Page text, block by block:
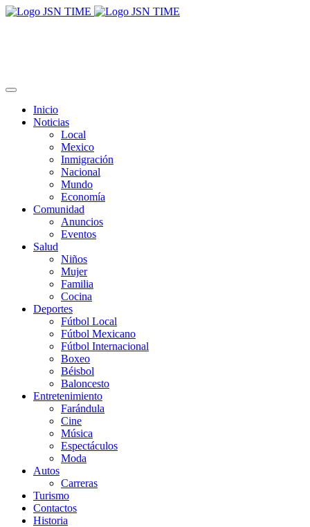
Inicio
Noticias
Local
Mexico
Inmigración
Nacional
Mundo
Economía
Comunidad
Anuncios
Eventos
Salud
Niños
Mujer
Familia
Cocina
Deportes
Fútbol Local
Fútbol Mexicano
Fútbol Internacional
Boxeo
Béisbol
Baloncesto
Entretenimiento
Farándula
Cine
Música
Espectáculos
Moda
Autos
Carreras
Turismo
Contactos
Historia